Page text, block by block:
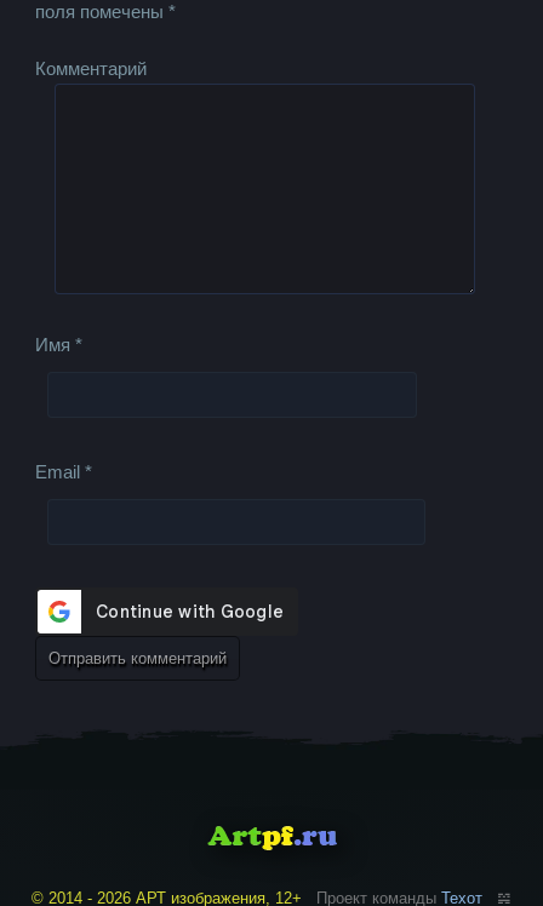
поля помечены*
Комментарий
Имя*
Email*
© 2014 - 2026 АРТ изображения, 12+ Проект команды Техот 𝌴